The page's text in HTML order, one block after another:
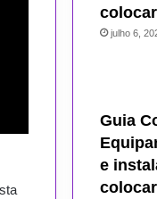
julho 6,
Guia
e